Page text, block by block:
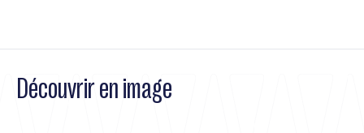
Découvrir en image